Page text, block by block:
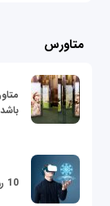
متاورس
10 روند برتر تجارت و فناوری در سال 2022